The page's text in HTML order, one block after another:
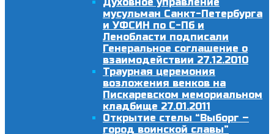
мусульман Санкт-Петербурга
и УФСИН по С-Пб и
Ленобласти подписали
Генеральное соглашение о
взаимодействии 27.12.2010
Траурная церемония
возложения венков на
Пискаревском мемориальном
кладбище 27.01.2011
Открытие стелы “Выборг –
город воинской славы”